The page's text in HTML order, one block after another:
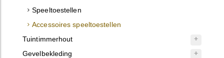
Speeltoestellen
Accessoires speeltoestellen
Tuintimmerhout
Gevelbekleding